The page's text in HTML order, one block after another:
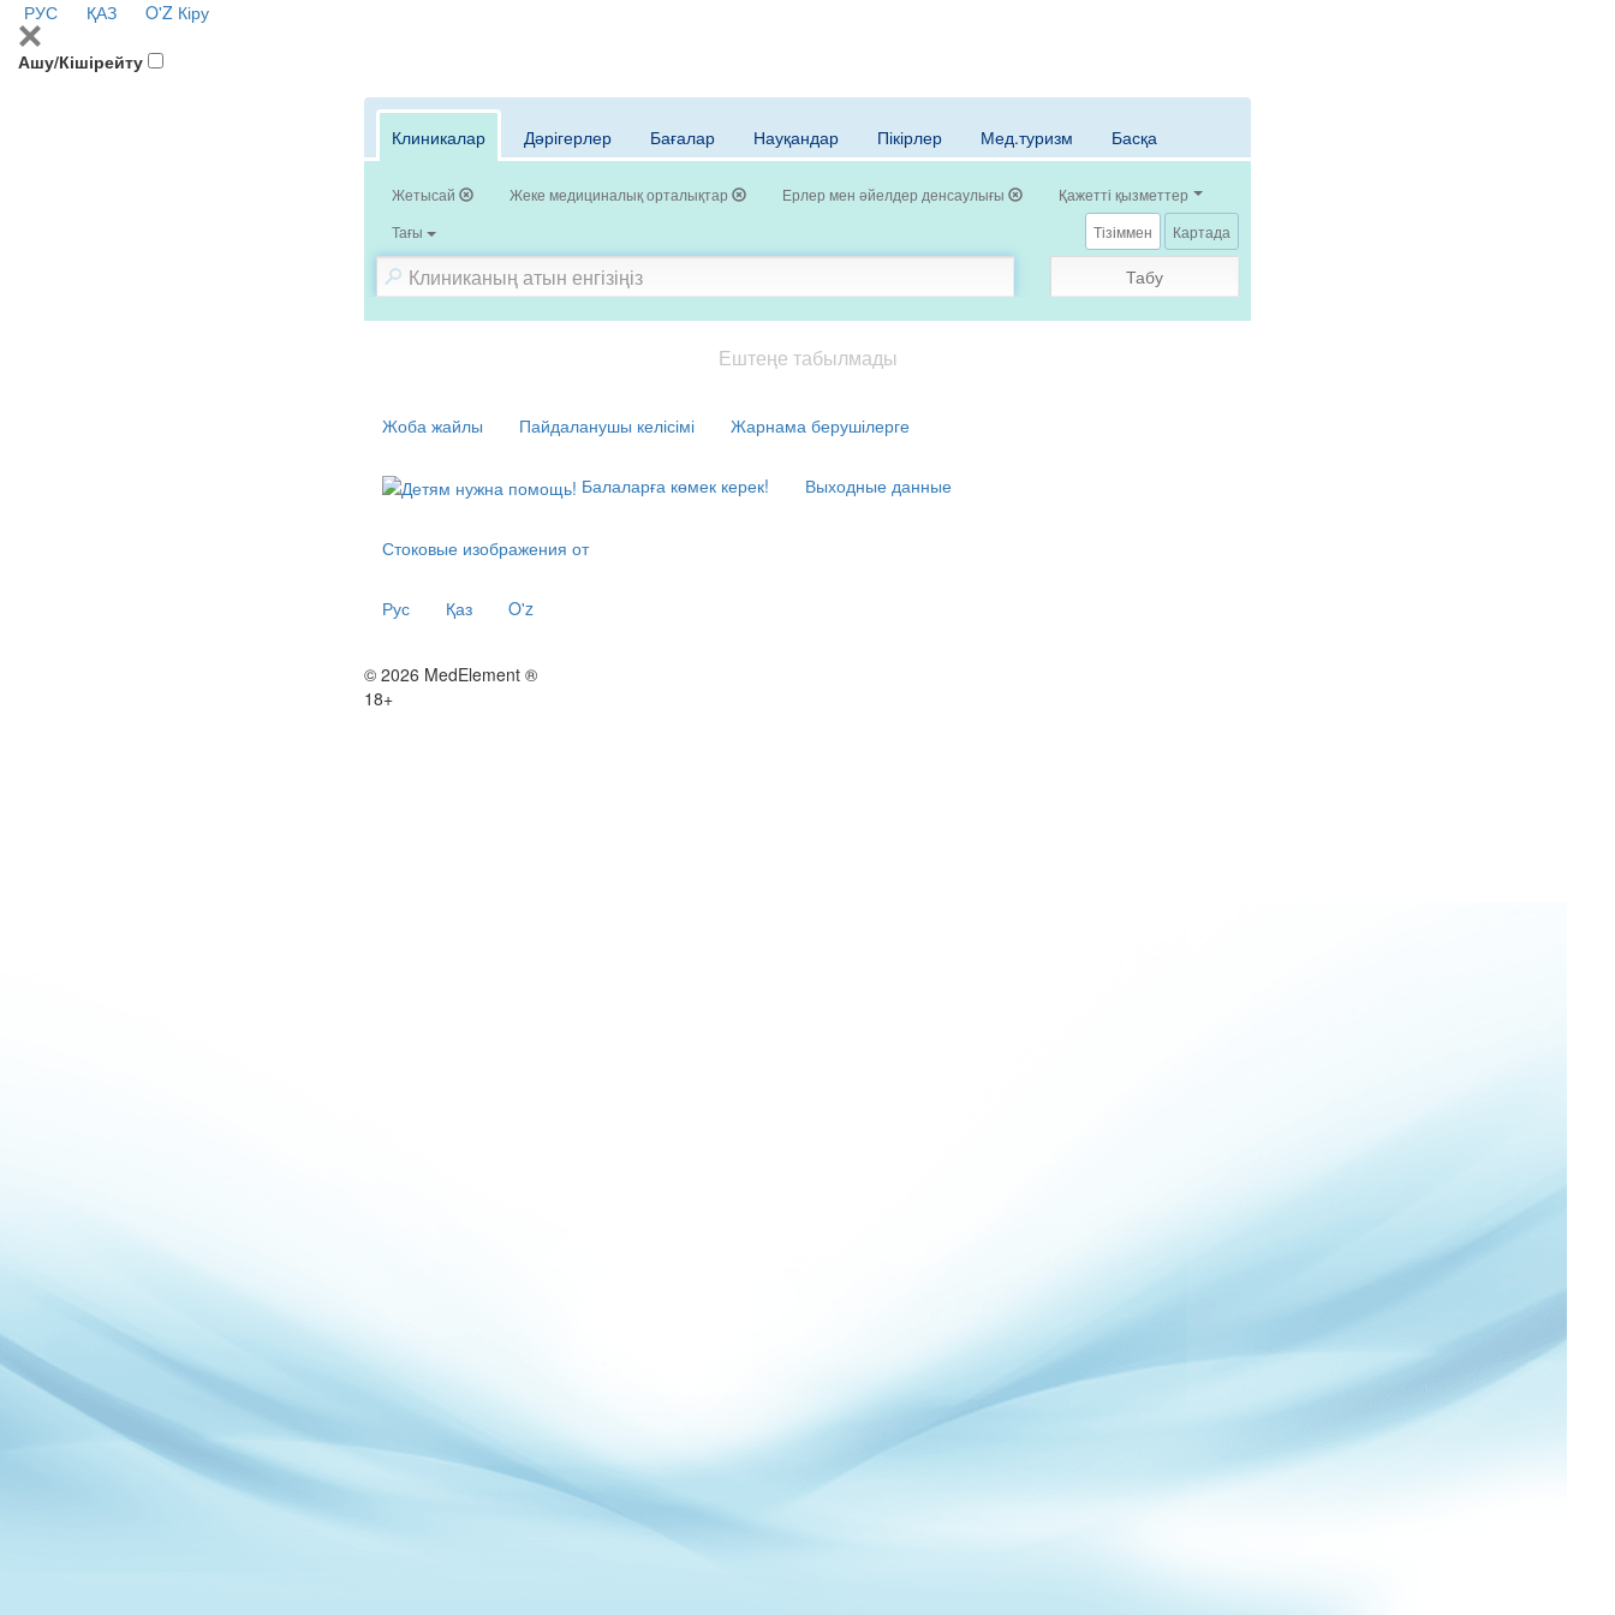
РУС ҚАЗ O'Z Кіру
Ашу/Кішірейту
Клиникалар Дәрігерлер Бағалар Науқандар Пікірлер Мед.туризм Басқа
Жетысай Жеке медициналық орталықтар Ерлер мен әйелдер денсаулығы
Қажетті қызметтер
Тағы
Тізіммен Картада
Табу
Ештеңе табылмады
Жоба жайлы Пайдаланушы келісімі Жарнама берушілерге
Балаларға көмек керек! Выходные данные
Стоковые изображения от
Рус Қаз O'z
© 2026 MedElement ®
18+